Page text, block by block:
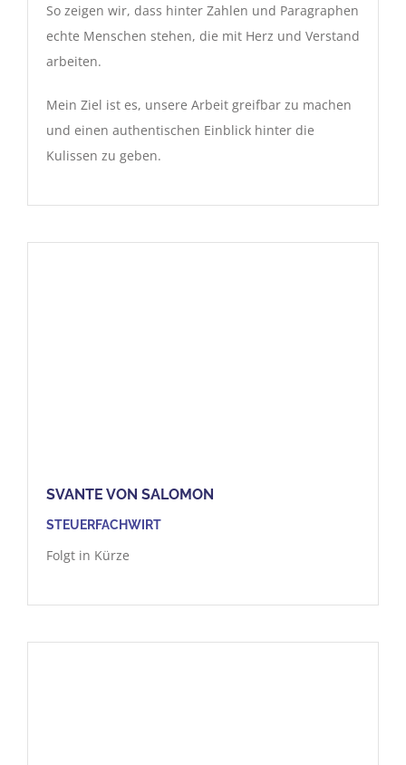
So zeigen wir, dass hinter Zahlen und Paragraphen
echte Menschen stehen, die mit Herz und Verstand
arbeiten.
Mein Ziel ist es, unsere Arbeit greifbar zu machen
und einen authentischen Einblick hinter die
Kulissen zu geben.
SVANTE VON SALOMON
STEUERFACHWIRT
Folgt in Kürze